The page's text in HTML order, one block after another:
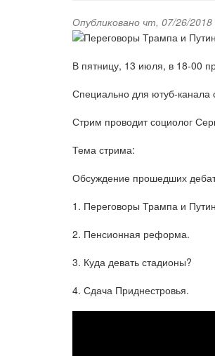
Опубликовано чт, 07/26/
В пятницу, 13 июля, в 18-00
Специально для ютуб-канала
Стрим проводит социолог
Тема стрима:
Обсуждение прошедших
1. Переговоры Трампа и
2. Пенсионная реформа.
3. Куда девать стадионы?
4. Сдача Приднестровья.